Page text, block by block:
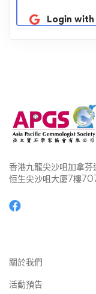
Login with
香港九龍尖沙咀加拿芬
恒生尖沙咀大廈7樓
關於我們
活動預告